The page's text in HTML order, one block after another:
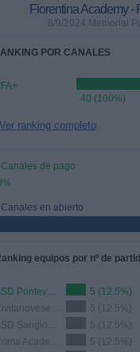
Fiorentina Academy -
8/9/2024 Memorial
POR CANALES
40 (100%)
Ver ranking completo
de pago
Canales en abierto
equipos por nº de
ASD Pontevalleceppi Academy
5 (12.5%)
5 (12.5%)
5 (12.5%)
5 (12.5%)